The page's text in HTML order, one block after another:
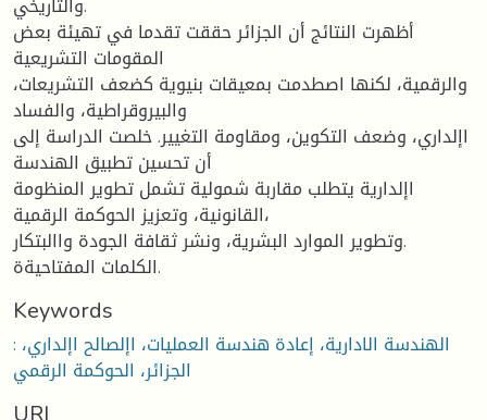
أظهرت النتائج أن الجزائر حققت تقدما في تهيئة بعض
المقومات التشريعية
والرقمية، لكنها اصطدمت بمعيقات بنيوية كضعف التشريعات،
والبيروقراطية، والفساد
اإلداري، وضعف التكوين، ومقاومة التغيير. خلصت الدراسة إلى
أن تحسين تطبيق الهندسة
اإلدارية يتطلب مقاربة شمولية تشمل تطوير المنظومة
القانونية، وتعزيز الحوكمة الرقمية،
وتطوير الموارد البشرية، ونشر ثقافة الجودة واالبتكار.
الكلمات المفتاحيةة.
Keywords
: الهندسة الادارية، إعادة هندسة العمليات، اإلصالح اإلداري،
الجزائر، الحوكمة الرقمي